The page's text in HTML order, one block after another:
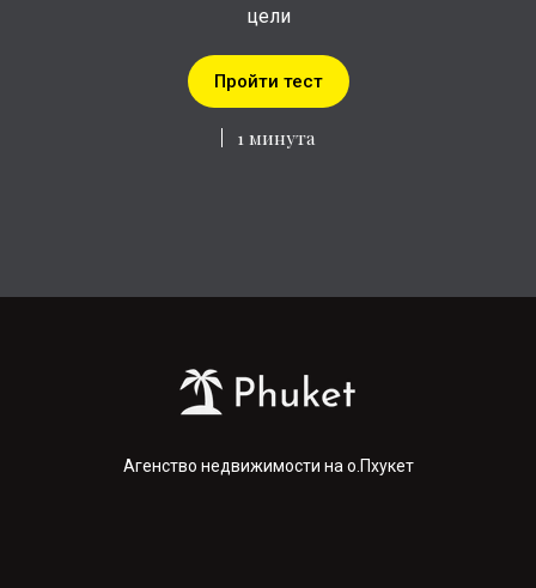
цели
Пройти тест
1 минута
Агенство недвижимости на о.Пхукет